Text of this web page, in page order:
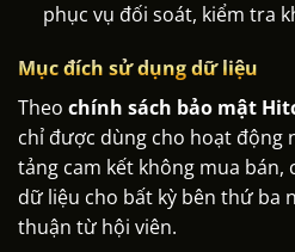
phục vụ đối soát, kiểm tra
Mục đích sử dụng dữ liệu
Theo chính sách bảo mật
chỉ được dùng cho hoạt động
tảng cam kết không mua bán,
dữ liệu cho bất kỳ bên thứ ba
thuận từ hội viên.